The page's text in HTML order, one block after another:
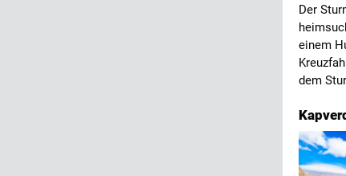
Der
einem
dem